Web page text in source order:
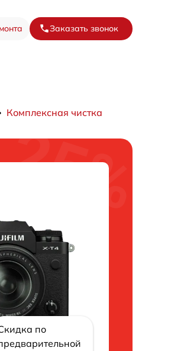
Заказать звонок
Комплексная чистка
по